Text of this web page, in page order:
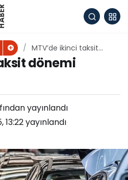
MTV’de ikinci taksit
dönemi başladı
dönemi
yayınlandı
13:22yayınlandı
Paylaş